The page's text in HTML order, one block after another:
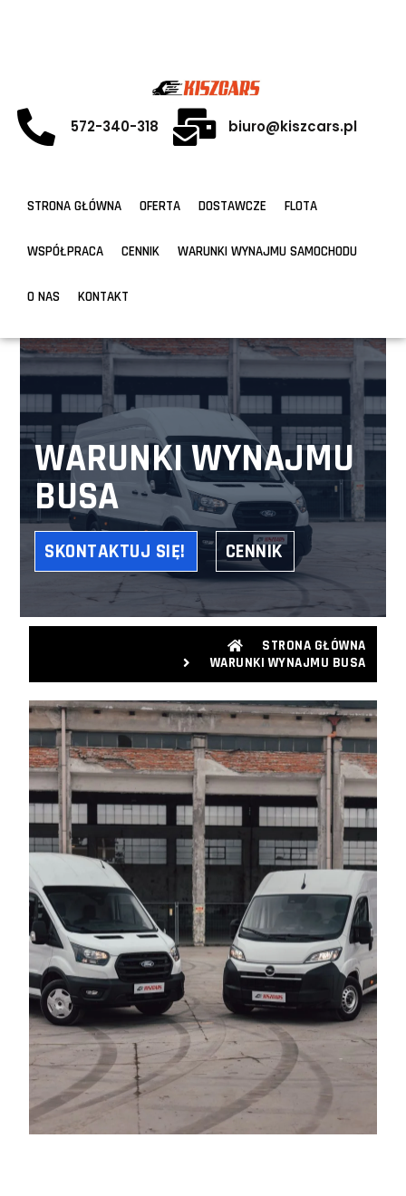
572-340-318 biuro@kiszcars.pl
STRONA GŁÓWNA OFERTA DOSTAWCZE FLOTA
WSPÓŁPRACA CENNIK WARUNKI WYNAJMU SAMOCHODU
O NAS KONTAKT
WARUNKI WYNAJMU
BUSA
SKONTAKTUJ SIĘ! CENNIK
STRONA GŁÓWNA
WARUNKI WYNAJMU BUSA​